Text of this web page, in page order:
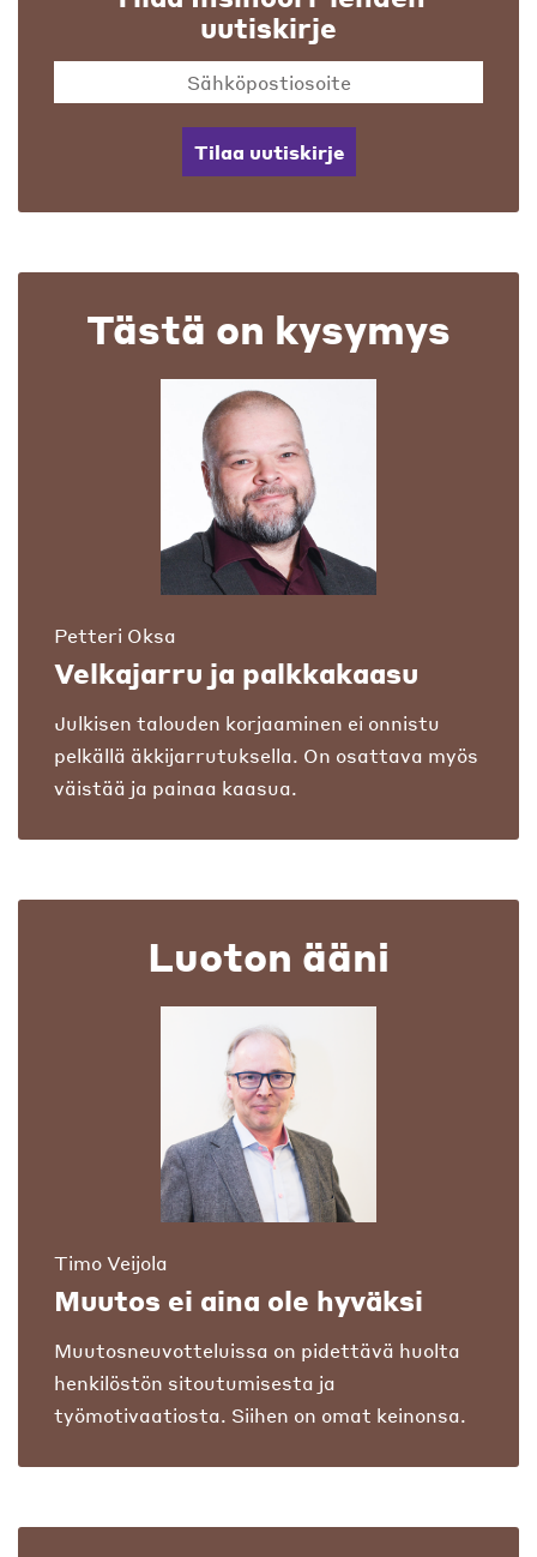
uutiskirje
Tilaa uutiskirje
Tästä on kysymys
Petteri Oksa
Velkajarru ja palkkakaasu
Julkisen talouden korjaaminen ei onnistu
pelkällä äkkijarrutuksella. On osattava myös
väistää ja painaa kaasua.
Luoton ääni
Timo Veijola
Muutos ei aina ole hyväksi
Muutosneuvotteluissa on pidettävä huolta
henkilöstön sitoutumisesta ja
työmotivaatiosta. Siihen on omat keinonsa.